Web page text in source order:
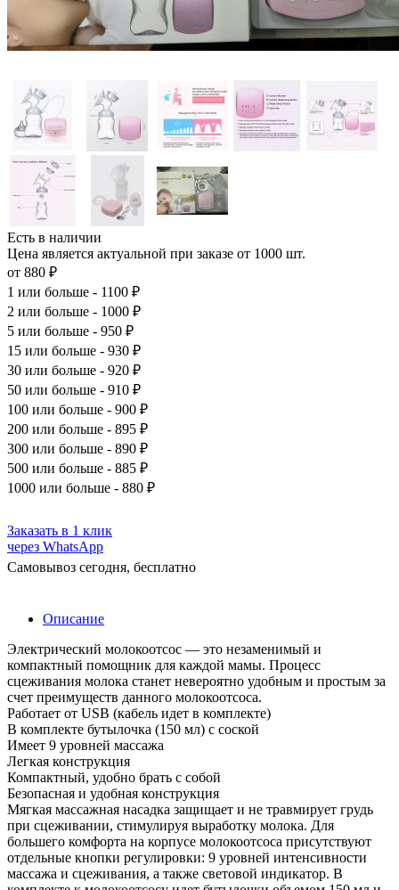
Есть в наличии
Цена является актуальной при заказе от 1000 шт.
от 880 ₽
1 или больше - 1100 ₽
2 или больше - 1000 ₽
5 или больше - 950 ₽
15 или больше - 930 ₽
30 или больше - 920 ₽
50 или больше - 910 ₽
100 или больше - 900 ₽
200 или больше - 895 ₽
300 или больше - 890 ₽
500 или больше - 885 ₽
1000 или больше - 880 ₽
Заказать в 1 клик
через WhatsApp
Самовывоз сегодня, бесплатно
Описание
Электрический молокоотсос — это незаменимый и
компактный помощник для каждой мамы. Процесс
сцеживания молока станет невероятно удобным и простым за
счет преимуществ данного молокоотсоса.
Работает от USB (кабель идет в комплекте)
В комплекте бутылочка (150 мл) с соской
Имеет 9 уровней массажа
Легкая конструкция
Компактный, удобно брать с собой
Безопасная и удобная конструкция
Мягкая массажная насадка защищает и не травмирует грудь
при сцеживании, стимулируя выработку молока. Для
большего комфорта на корпусе молокоотсоса присутствуют
отдельные кнопки регулировки: 9 уровней интенсивности
массажа и сцеживания, а также световой индикатор. В